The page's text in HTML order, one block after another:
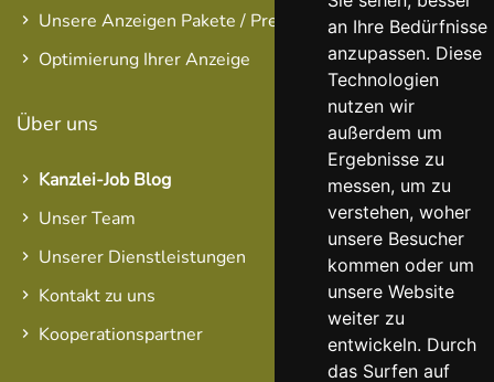
an Ihre Bedürfnisse
anzupassen. Diese
Technologien
nutzen wir
außerdem um
Ergebnisse zu
messen, um zu
verstehen, woher
unsere Besucher
kommen oder um
unsere Website
weiter zu
entwickeln. Durch
das Surfen auf
Unsere Anzeigen Pakete / Preise
Optimierung Ihrer Anzeige
Über uns
Kanzlei-Job Blog
Unser Team
Unserer Dienstleistungen
Kontakt zu uns
Kooperationspartner